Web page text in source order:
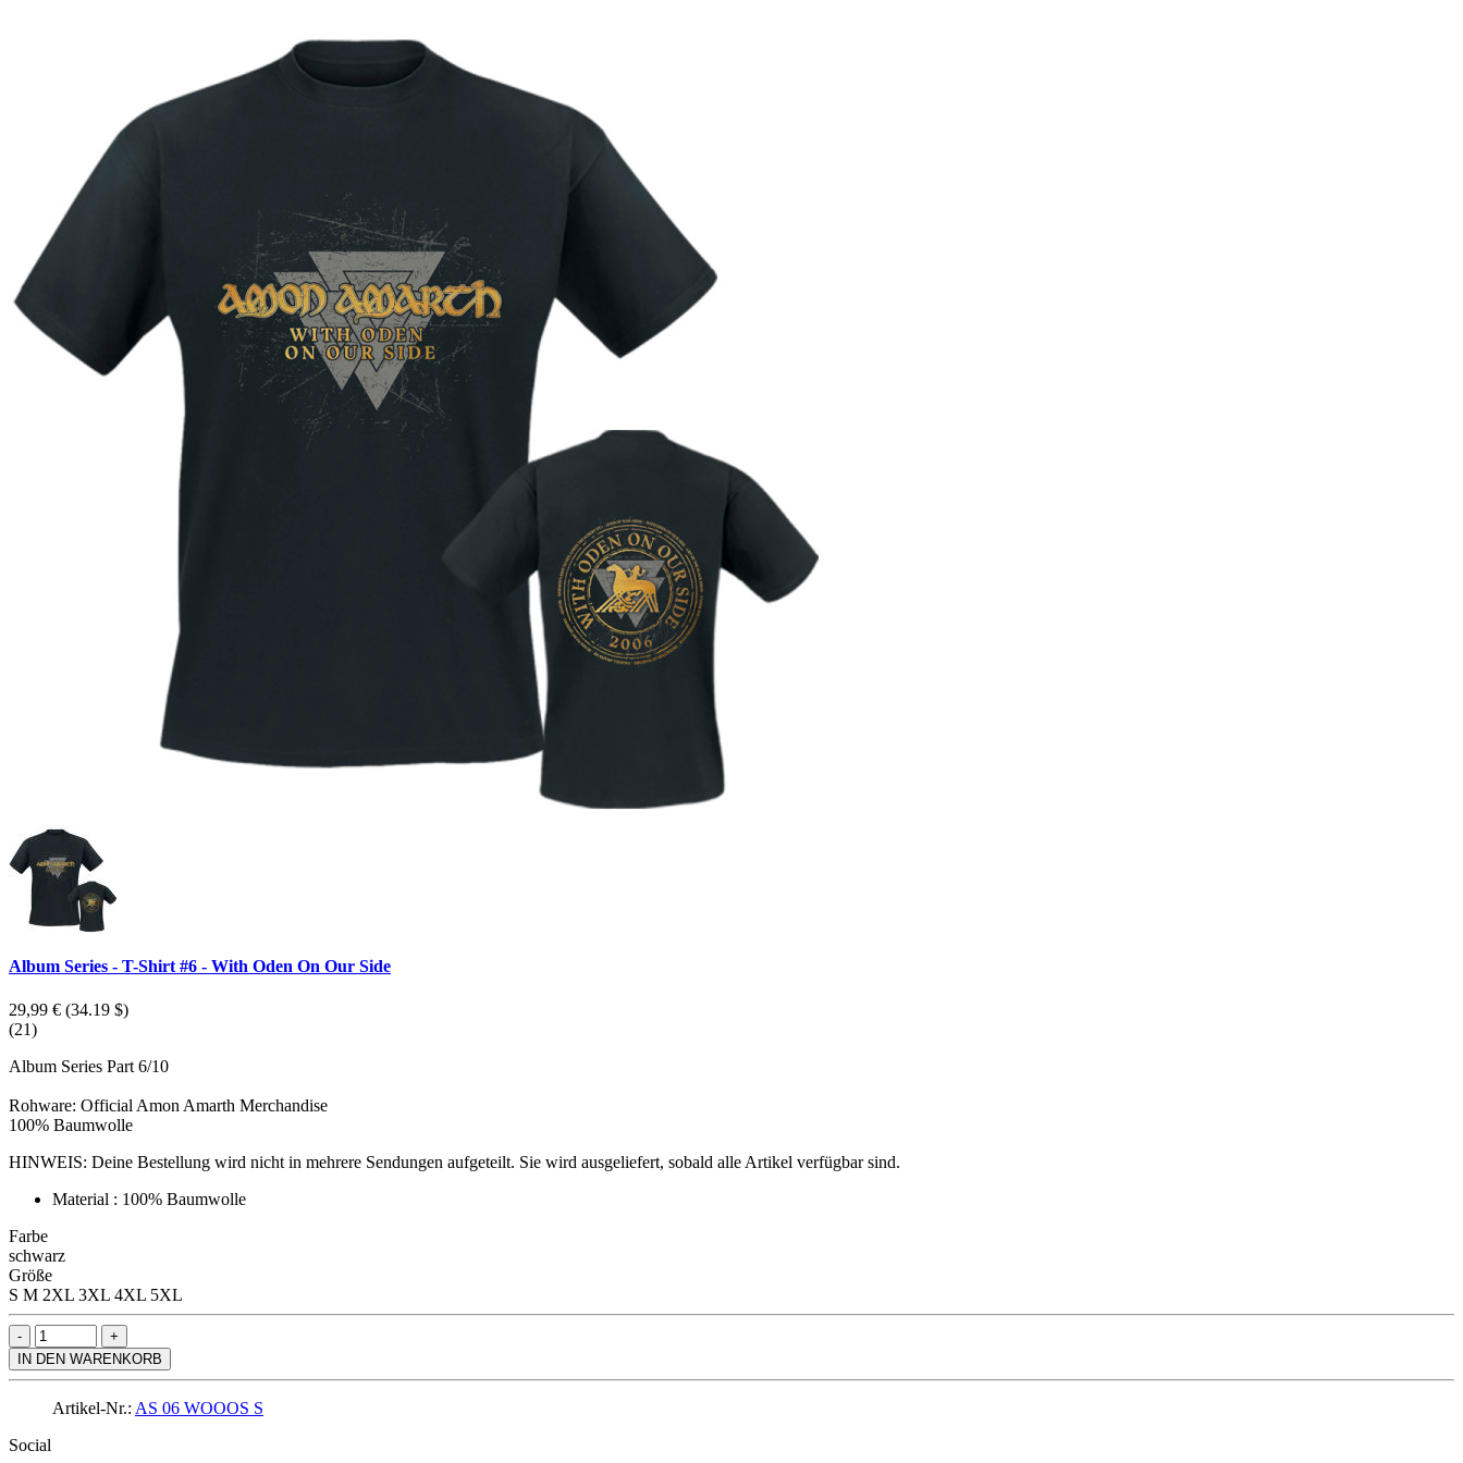
Album Series - T-Shirt #6 - With Oden On Our Side
29,99 € (34.19 $)
(21)
Album Series Part 6/10
Rohware: Official Amon Amarth Merchandise
100% Baumwolle
HINWEIS: Deine Bestellung wird nicht in mehrere Sendungen aufgeteilt. Sie wird ausgeliefert, sobald alle Artikel verfügbar sind.
Material : 100% Baumwolle
Farbe
schwarz
Größe
S M 2XL 3XL 4XL 5XL
IN DEN WARENKORB
Artikel-Nr.: AS 06 WOOOS S
Social